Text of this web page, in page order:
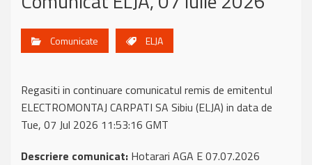
Comunicate ELJA
Regasiti in continuare comunicatul remis de emitentul
ELECTROMONTAJ CARPATI SA Sibiu (ELJA) in data de
Tue, 07 Jul 2026 11:53:16 GMT
Descriere comunicat: Hotarari AGA E 07.07.2026